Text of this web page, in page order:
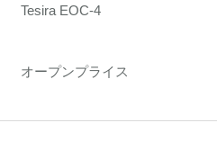
Tesira EOC-4
オープンプライス